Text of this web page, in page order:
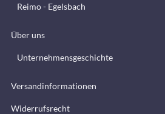
Reimo - Egelsbach
Über uns
Unternehmensgeschichte
Versandinformationen
Widerrufsrecht